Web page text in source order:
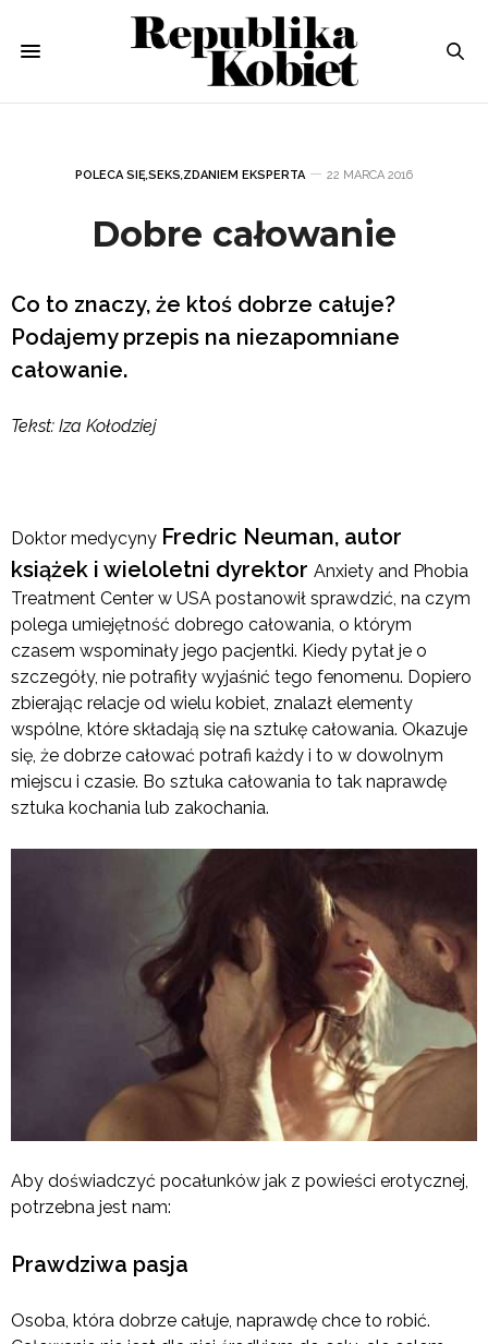
POLECA SIĘ,SEKS,ZDANIEM EKSPERTA 22 MARCA 2016
Dobre całowanie
Co to znaczy, że ktoś dobrze całuje?
Podajemy przepis na niezapomniane
całowanie.
Tekst: Iza Kołodziej
Doktor medycyny Fredric Neuman, autor
książek i wieloletni dyrektor Anxiety and Phobia
Treatment Center w USA postanowił sprawdzić, na czym
polega umiejętność dobrego całowania, o którym
czasem wspominały jego pacjentki. Kiedy pytał je o
szczegóły, nie potrafiły wyjaśnić tego fenomenu. Dopiero
zbierając relacje od wielu kobiet, znalazł elementy
wspólne, które składają się na sztukę całowania. Okazuje
się, że dobrze całować potrafi każdy i to w dowolnym
miejscu i czasie. Bo sztuka całowania to tak naprawdę
sztuka kochania lub zakochania.
Aby doświadczyć pocałunków jak z powieści erotycznej,
potrzebna jest nam:
Prawdziwa pasja
Osoba, która dobrze całuje, naprawdę chce to robić.